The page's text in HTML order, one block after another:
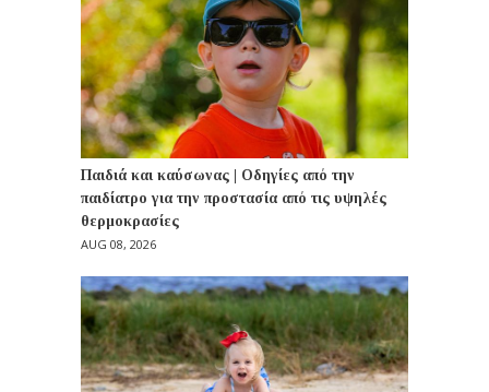
Παιδιά και καύσωνας | Οδηγίες από την
παιδίατρο για την προστασία από τις υψηλές
θερμοκρασίες
AUG 08, 2026